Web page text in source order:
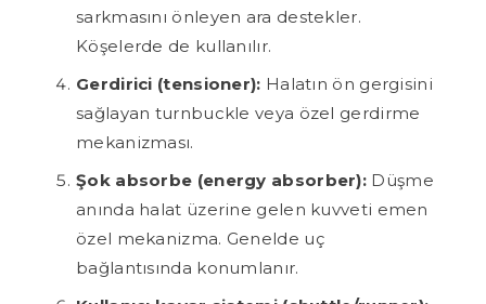
sarkmasını önleyen ara destekler.
Köşelerde de kullanılır.
Gerdirici (tensioner): Halatın ön gergisini
sağlayan turnbuckle veya özel gerdirme
mekanizması.
Şok absorbe (energy absorber): Düşme
anında halat üzerine gelen kuvveti emen
özel mekanizma. Genelde uç
bağlantısında konumlanır.